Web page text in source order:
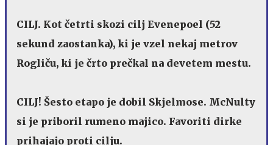
CILJ. Kot četrti skozi cilj Evenepoel (52
sekund zaostanka), ki je vzel nekaj metrov
Rogliču, ki je črto prečkal na devetem mestu.
CILJ! Šesto etapo je dobil Skjelmose. McNulty
si je priboril rumeno majico. Favoriti dirke
prihajajo proti cilju.